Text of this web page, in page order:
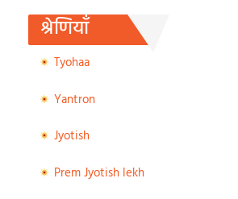
श्रेणियाँ
Tyohaa
Yantron
Jyotish
Prem Jyotish lekh